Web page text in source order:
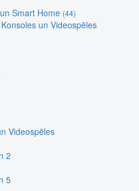
Smart Home (44)
Konsoles un Videospēles
Videospēles
2
5